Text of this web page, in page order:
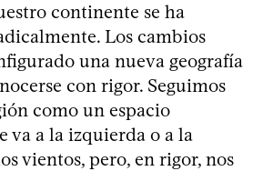
continente se ha
Los cambios
una nueva geografía
con rigor. Seguimos
como un espacio
va a la izquierda o a la
vientos, pero, en rigor, nos